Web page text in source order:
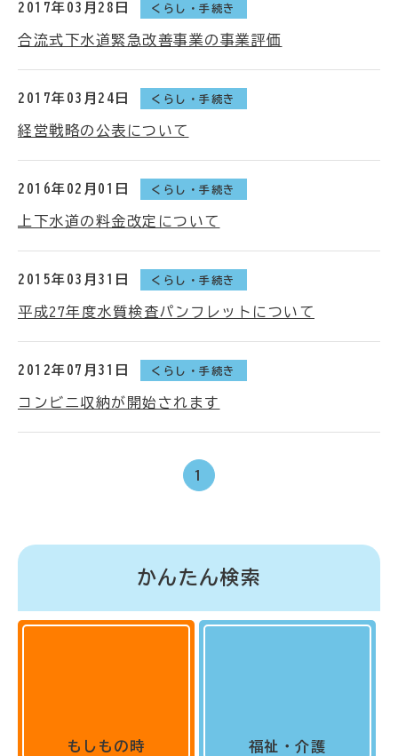
2017年03月28日 くらし・手続き
合流式下水道緊急改善事業の事業評価
2017年03月24日 くらし・手続き
経営戦略の公表について
2016年02月01日 くらし・手続き
上下水道の料金改定について
2015年03月31日 くらし・手続き
平成27年度水質検査パンフレットについて
2012年07月31日 くらし・手続き
コンビニ収納が開始されます
1
かんたん検索
もしもの時 福祉・介護